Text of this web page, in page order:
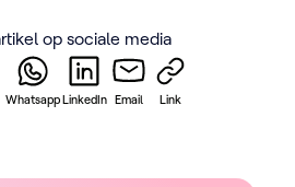
op sociale media
WhatsappLinkedIn Email Link